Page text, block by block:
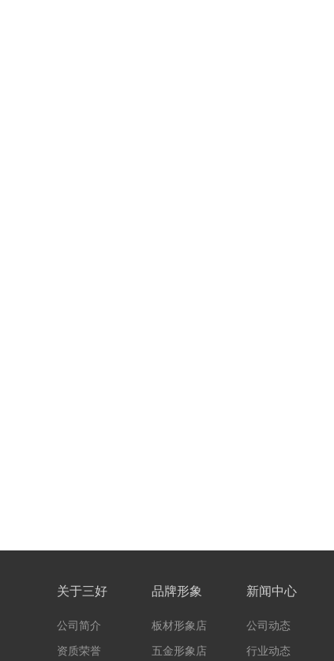
关于三好
公司简介
资质荣誉
品牌形象
板材形象店
五金形象店
新闻中心
公司动态
行业动态